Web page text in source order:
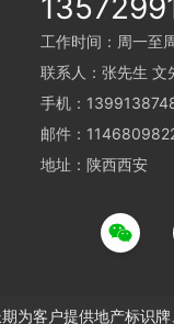
工作时间：周一至
联系人：张先生 文
手机：
邮件：
地址：陕西西安
为客户提供地产标识